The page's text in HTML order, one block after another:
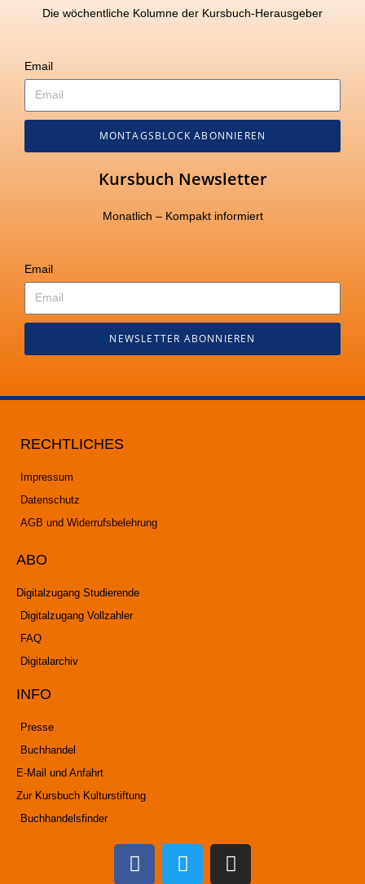
Die wöchentliche Kolumne der Kursbuch-Herausgeber
Email
MONTAGSBLOCK ABONNIEREN
Kursbuch Newsletter
Monatlich – Kompakt informiert
Email
NEWSLETTER ABONNIEREN
RECHTLICHES
Impressum
Datenschutz
AGB und Widerrufsbelehrung
ABO
Digitalzugang Studierende
Digitalzugang Vollzahler
FAQ
Digitalarchiv
INFO
Presse
Buchhandel
E-Mail und Anfahrt
Zur Kursbuch Kulturstiftung
Buchhandelsfinder